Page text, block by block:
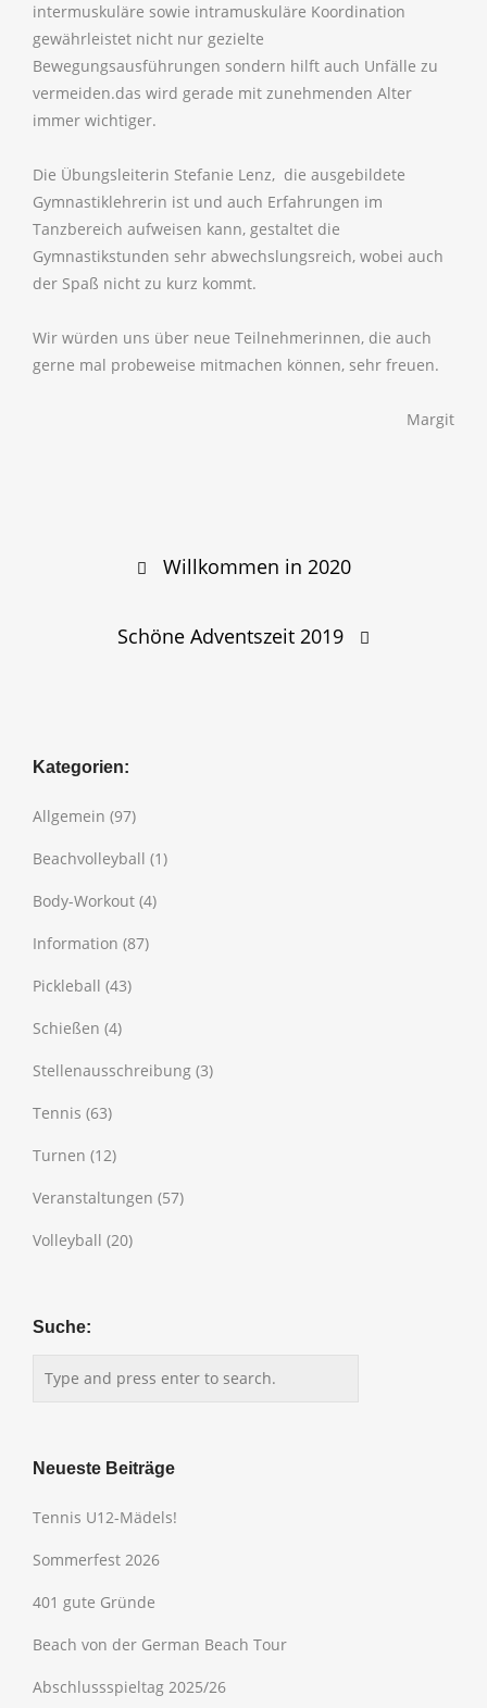
intermuskuläre sowie intramuskuläre Koordination
gewährleistet nicht nur gezielte
Bewegungsausführungen sondern hilft auch Unfälle zu
vermeiden.das wird gerade mit zunehmenden Alter
immer wichtiger.
Die Übungsleiterin Stefanie Lenz, die ausgebildete
Gymnastiklehrerin ist und auch Erfahrungen im
Tanzbereich aufweisen kann, gestaltet die
Gymnastikstunden sehr abwechslungsreich, wobei auch
der Spaß nicht zu kurz kommt.
Wir würden uns über neue Teilnehmerinnen, die auch
gerne mal probeweise mitmachen können, sehr freuen.
Margit
Willkommen in 2020
Schöne Adventszeit 2019
Kategorien:
Allgemein (97)
Beachvolleyball (1)
Body-Workout (4)
Information (87)
Pickleball (43)
Schießen (4)
Stellenausschreibung (3)
Tennis (63)
Turnen (12)
Veranstaltungen (57)
Volleyball (20)
Suche:
Neueste Beiträge
Tennis U12-Mädels!
Sommerfest 2026
401 gute Gründe
Beach von der German Beach Tour
Abschlussspieltag 2025/26